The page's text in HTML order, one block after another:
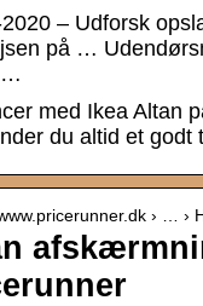
– Udforsk
på …
…
med Ikea Altan
du altid et
› … ›